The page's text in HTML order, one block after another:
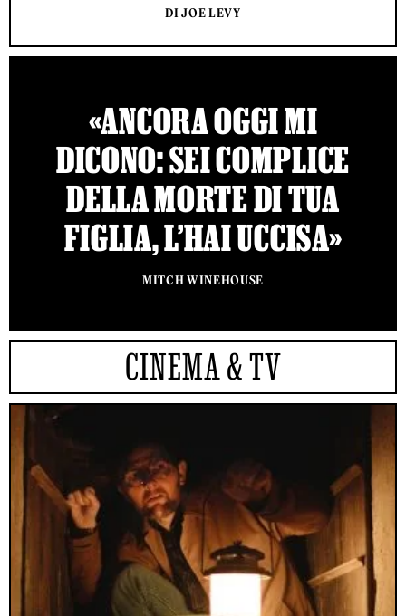
DI JOE LEVY
«ANCORA OGGI MI
DICONO: SEI COMPLICE
DELLA MORTE DI TUA
FIGLIA, L’HAI UCCISA»
MITCH WINEHOUSE
CINEMA & TV